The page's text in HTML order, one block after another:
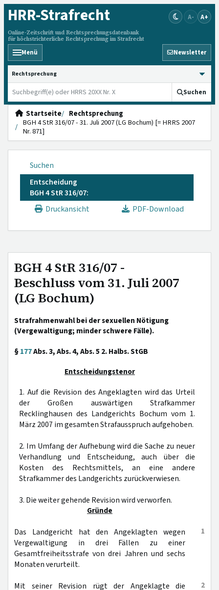
HRR-Strafrecht
Online-Zeitschrift und Rechtsprechungsdatenbank
für höchstrichterliche Rechtsprechung im Strafrecht
A- A+
Menü Newsletter
HRRS durchsuchen
Suchen
Startseite
Rechtsprechung
BGH 4 StR 316/07 - 31. Juli 2007 (LG Bochum) [= HRRS 2007
Nr. 871]
Suchen
Entscheidung
BGH 4 StR 316/07:
Druckansicht
PDF-Download
BGH 4 StR 316/07 -
Beschluss vom 31. Juli 2007
(LG Bochum)
Strafrahmenwahl bei der sexuellen Nötigung
(Vergewaltigung; minder schwere Fälle).
§177Abs. 3, Abs. 4, Abs. 5 2. Halbs. StGB
Entscheidungstenor
1. Auf die Revision des Angeklagten wird das Urteil
der Großen auswärtigen Strafkammer
Recklinghausen des Landgerichts Bochum vom 1.
März 2007 im gesamten Strafausspruch aufgehoben.
2. Im Umfang der Aufhebung wird die Sache zu neuer
Verhandlung und Entscheidung, auch über die
Kosten des Rechtsmittels, an eine andere
Strafkammer des Landgerichts zurückverwiesen.
3. Die weiter gehende Revision wird verworfen.
Gründe
1
Das Landgericht hat den Angeklagten wegen
Vergewaltigung in drei Fällen zu einer
Gesamtfreiheitsstrafe von drei Jahren und sechs
Monaten verurteilt.
2
Mit seiner Revision rügt der Angeklagte die